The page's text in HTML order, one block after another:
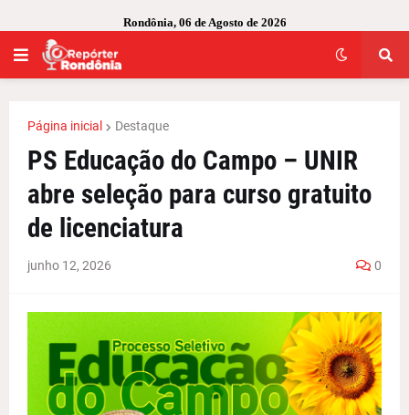
Rondônia, 06 de Agosto de 2026
Página inicial Destaque
PS Educação do Campo – UNIR
abre seleção para curso gratuito
de licenciatura
junho 12, 2026 0